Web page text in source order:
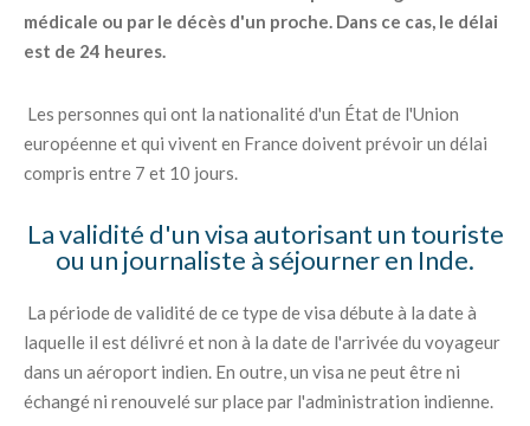
médicale ou par le décès d'un proche. Dans ce cas, le délai
est de 24 heures.
Les personnes qui ont la nationalité d'un État de l'Union
européenne et qui vivent en France doivent prévoir un délai
compris entre 7 et 10 jours.
La validité d'un visa autorisant un touriste
ou un journaliste à séjourner en Inde.
La période de validité de ce type de visa débute à la date à
laquelle il est délivré et non à la date de l'arrivée du voyageur
dans un aéroport indien. En outre, un visa ne peut être ni
échangé ni renouvelé sur place par l'administration indienne.